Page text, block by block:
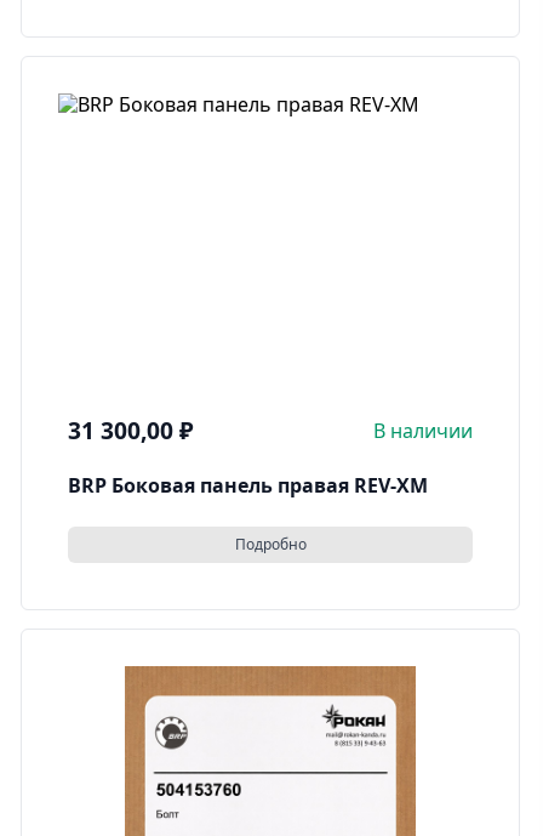
31 300,00₽ В наличии
BRP Боковая панель правая REV-XM
Подробно